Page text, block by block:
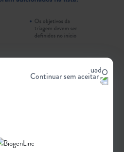
Continuar sem aceitar